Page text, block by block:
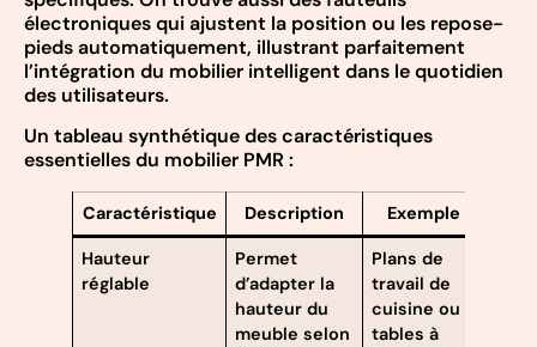
électroniques qui ajustent la position ou les repose-
pieds automatiquement, illustrant parfaitement
l’intégration du mobilier intelligent dans le quotidien
des utilisateurs.
Un tableau synthétique des caractéristiques
essentielles du mobilier PMR :
Caractéristique Description Exemple
Hauteur
réglable
Permet
d’adapter la
hauteur du
meuble selon
Plans de
travail de
cuisine ou
tables à